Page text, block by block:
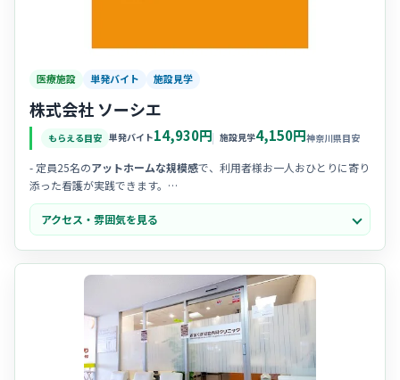
医療施設 単発バイト 施設見学
株式会社 ソーシエ
もらえる目安 単発バイト14,930円 施設見学4,150円神奈川県目安
- 定員25名のアットホームな規模感で、利用者様お一人おひとりに寄り
添った看護が実践できます。
- スタッフ間のコミュニケーションが活発で、明るく前向きな雰囲気の
中で働くことができます。
-「第二の我が家」をコンセプトにした温かい空間で、笑顔が絶えない
アクセス・雰囲気を見る